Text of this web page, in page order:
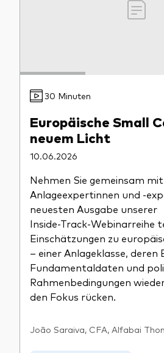
30 Minuten
Europäische Small
neuem Licht
10.06.2026
Nehmen Sie gemeinsam
Anlageexpertinnen und -
neuesten Ausgabe unserer
Inside‑Track‑Webinarreihe
Einschätzungen zu
– einer Anlageklasse, deren
Fundamentaldaten und
Rahmenbedingungen
den Fokus rücken.
João Saraiva, CFA, Alfabai